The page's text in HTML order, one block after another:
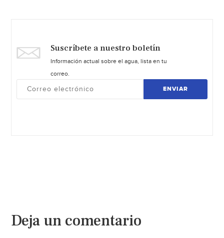
Suscríbete a nuestro boletín
Información actual sobre el agua, lista en tu
correo.
ENVIAR
Deja un comentario